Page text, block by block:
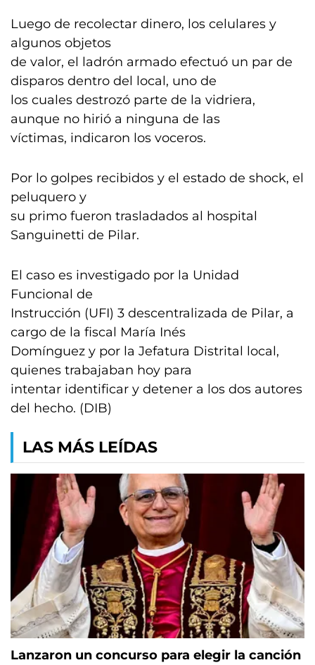
Luego de recolectar dinero, los celulares y
algunos objetos
de valor, el ladrón armado efectuó un par de
disparos dentro del local, uno de
los cuales destrozó parte de la vidriera,
aunque no hirió a ninguna de las
víctimas, indicaron los voceros.
Por lo golpes recibidos y el estado de shock, el
peluquero y
su primo fueron trasladados al hospital
Sanguinetti de Pilar.
El caso es investigado por la Unidad
Funcional de
Instrucción (UFI) 3 descentralizada de Pilar, a
cargo de la fiscal María Inés
Domínguez y por la Jefatura Distrital local,
quienes trabajaban hoy para
intentar identificar y detener a los dos autores
del hecho. (DIB)
LAS MÁS LEÍDAS
Lanzaron un concurso para elegir la canción